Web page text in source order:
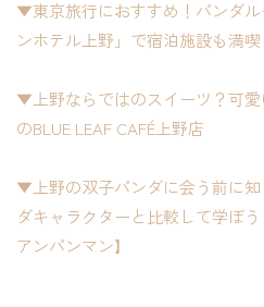
▼東京旅行におすすめ！パンダ
ンホテル上野」で宿泊施設も満喫
▼上野ならではのスイーツ？可
のBLUE LEAF CAFÉ上野店
▼上野の双子パンダに会う前に
ダキャラクターと比較して学ぼ
アンパンマン】